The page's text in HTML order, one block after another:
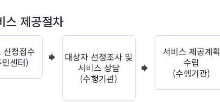
스 제공절차
신청접수
센터)
대상자 선정조사 및
서비스 상담
(수행기관)
서비스 제공계획
수립
(수행기관)